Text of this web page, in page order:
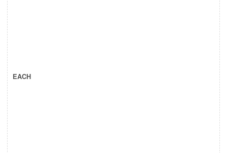
EACH